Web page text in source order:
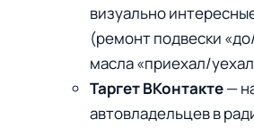
визуально
(ремонт подвески
масла «приехал/
Таргет ВКонтакте—
автовладельцев в